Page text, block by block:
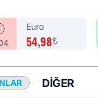
Euro
54,98₺
DIĞER